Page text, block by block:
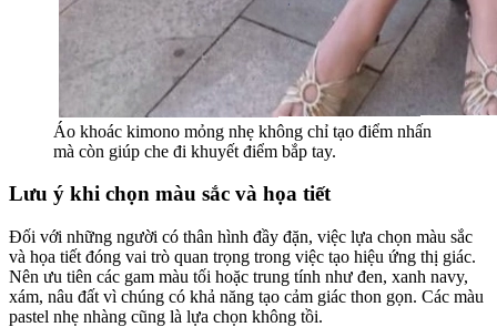
Áo khoác kimono mỏng nhẹ không chỉ tạo điểm nhấn
mà còn giúp che đi khuyết điểm bắp tay.
Lưu ý khi chọn màu sắc và họa tiết
Đối với những người có thân hình đầy đặn, việc lựa chọn màu sắc
và họa tiết đóng vai trò quan trọng trong việc tạo hiệu ứng thị giác.
Nên ưu tiên các gam màu tối hoặc trung tính như đen, xanh navy,
xám, nâu đất vì chúng có khả năng tạo cảm giác thon gọn. Các màu
pastel nhẹ nhàng cũng là lựa chọn không tồi.